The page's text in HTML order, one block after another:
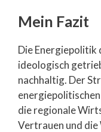
Mein Fazit
Die Energiepolitik
ideologisch
nachhaltig. Der
die regionale
Vertrauen und